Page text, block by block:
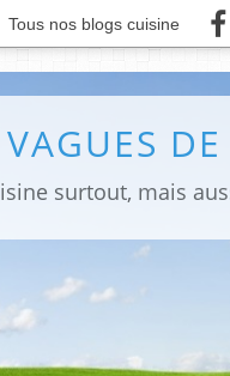
Tous nos blogs cuisine
surtout, mais